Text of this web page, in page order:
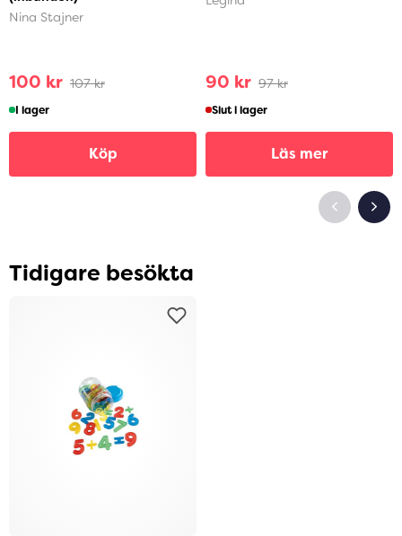
Nina Stajner
100 kr 107 kr
I lager
Köp
90 kr 97 kr
Slut i lager
Läs mer
Tidigare besökta